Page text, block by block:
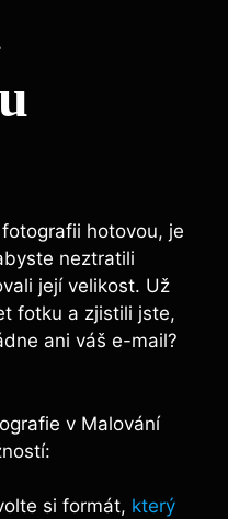
hotovou, je
neztratili
její velikost. Už
fotku a zjistili jste,
ani váš e-mail?
v Malování
si formát, který